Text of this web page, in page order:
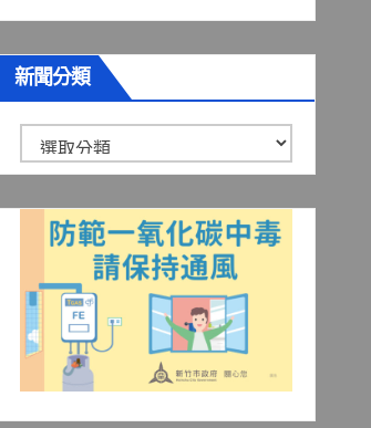
新聞分類
聞
分